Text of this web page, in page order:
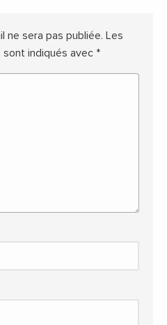
ne sera pas publiée. Les
indiqués avec *